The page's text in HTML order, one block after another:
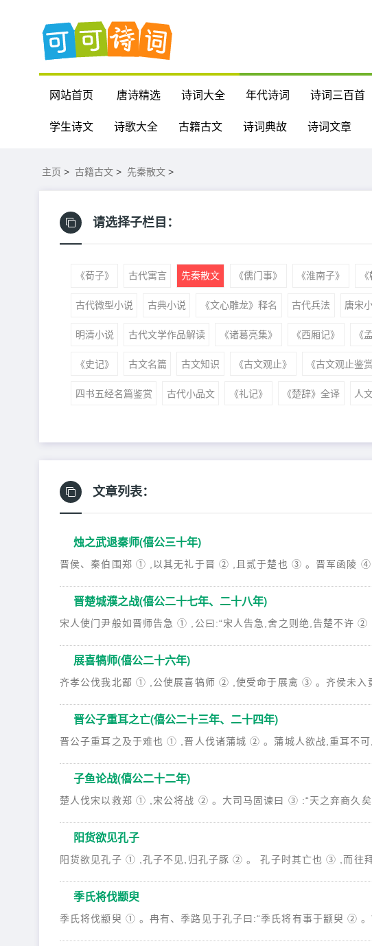
网站首页 唐诗精选 诗词大全 年代诗词 诗词三百首
学生诗文 诗歌大全 古籍古文 诗词典故 诗词文章
主页 > 古籍古文 > 先秦散文 >
请选择子栏目：
《荀子》 古代寓言 先秦散文 《儒门事》 《淮南子》
古代微型小说 古典小说 《文心雕龙》释名 古代兵法 唐宋
明清小说 古代文学作品解读 《诸葛亮集》 《西厢记》 《
《史记》 古文名篇 古文知识 《古文观止》 《古文观止鉴
四书五经名篇鉴赏 古代小品文 《礼记》 《楚辞》全译 人
文章列表：
烛之武退秦师(僖公三十年)
晋侯、秦伯围郑 ① ,以其无礼于晋 ② ,且贰于楚也 ③ 。晋军函陵
晋楚城濮之战(僖公二十七年、二十八年)
宋人使门尹般如晋师告急 ① ,公曰:“宋人告急,舍之则绝,告楚不许
展喜犒师(僖公二十六年)
齐孝公伐我北鄙 ① ,公使展喜犒师 ② ,使受命于展禽 ③ 。齐侯未入
晋公子重耳之亡(僖公二十三年、二十四年)
晋公子重耳之及于难也 ① ,晋人伐诸蒲城 ② 。蒲城人欲战,重耳不
子鱼论战(僖公二十二年)
楚人伐宋以救郑 ① ,宋公将战 ② 。大司马固谏曰 ③ :“天之弃商久
阳货欲见孔子
阳货欲见孔子 ① ,孔子不见,归孔子豚 ② 。 孔子时其亡也 ③ ,而往
季氏将伐颛臾
季氏将伐颛臾 ① 。冉有、季路见于孔子曰:“季氏将有事于颛臾 ②